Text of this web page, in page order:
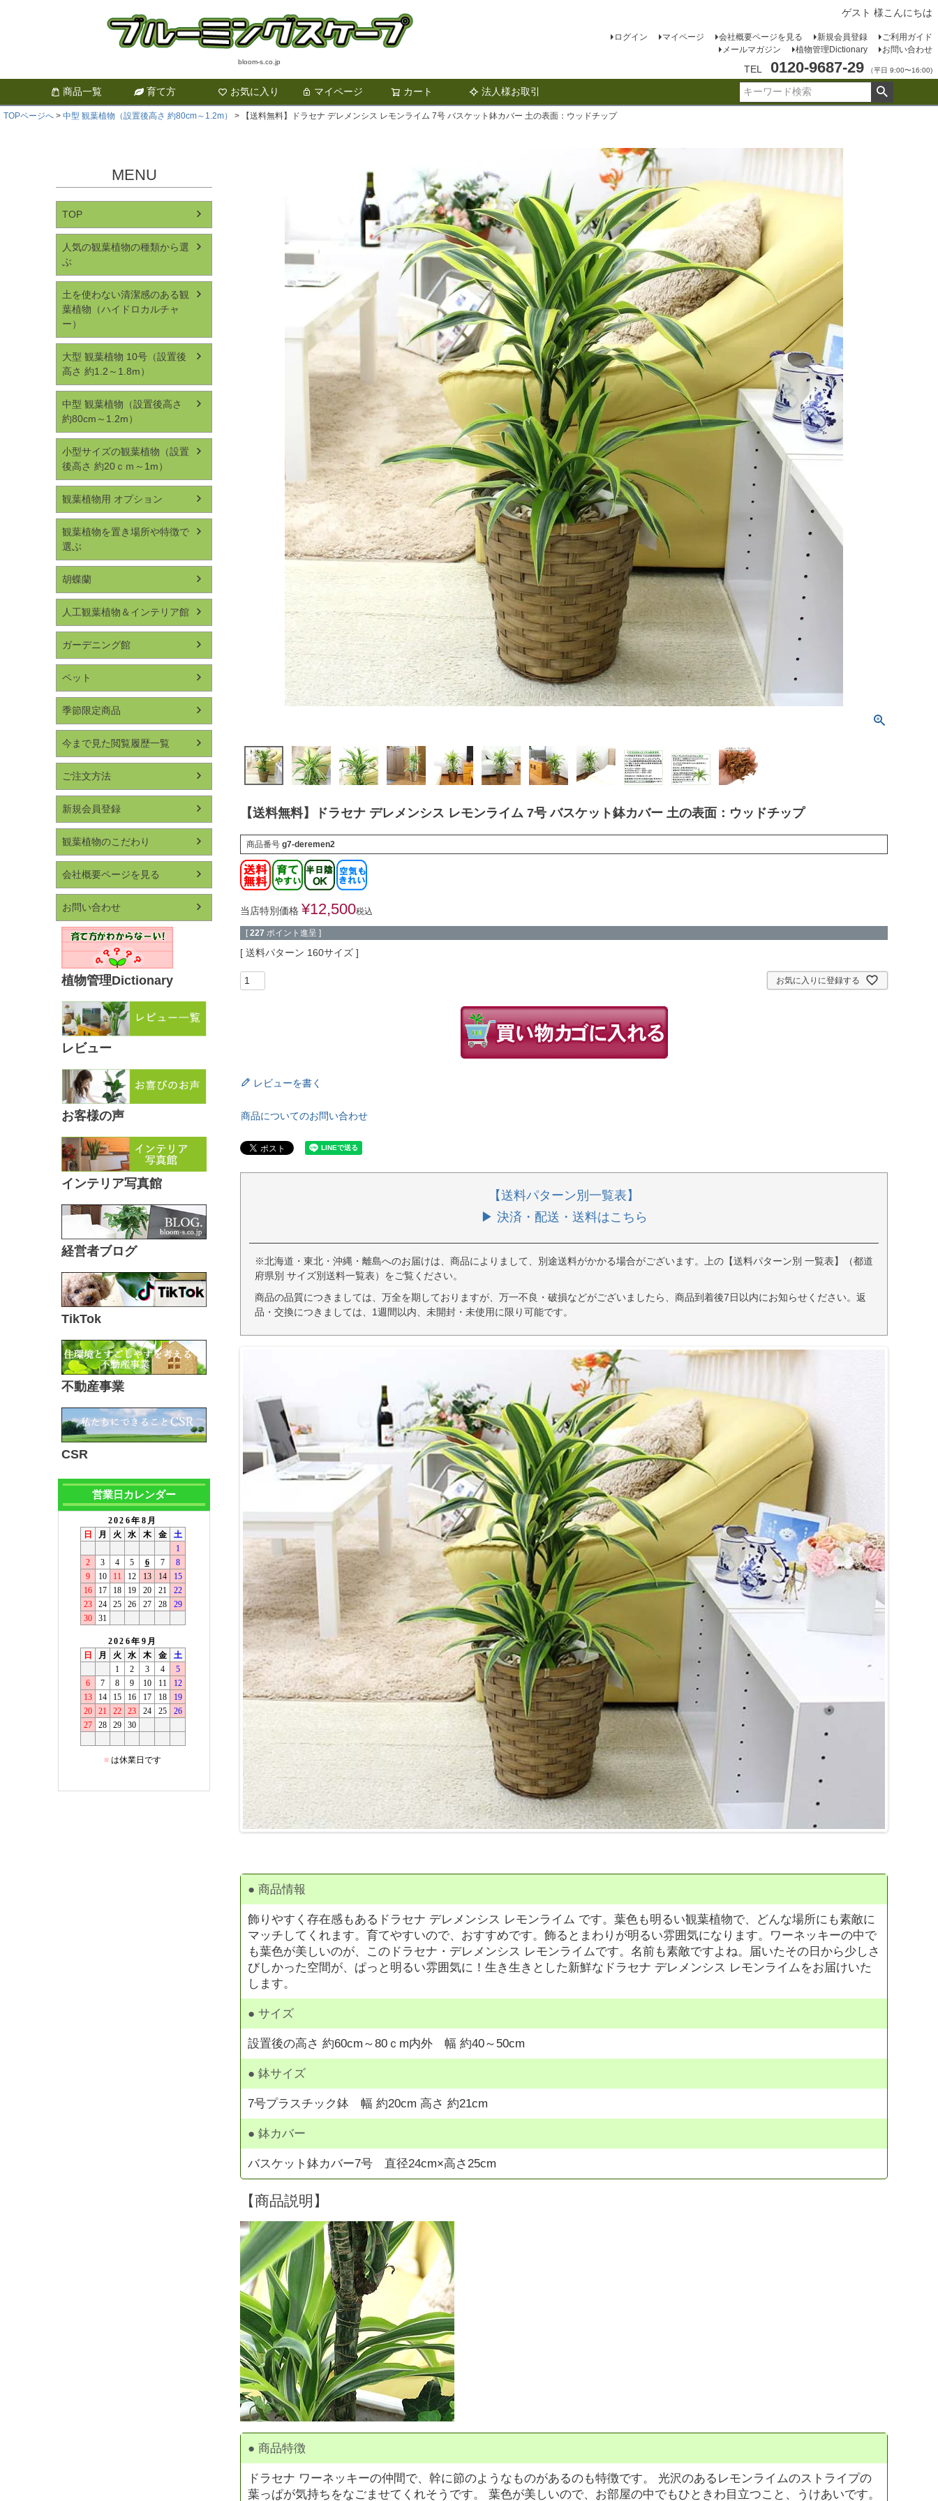
bloom-s.co.jp
ゲスト 様こんにちは
ログイン マイページ 会社概要ページを見る 新規会員登録
ご利用ガイド
メールマガジン
植物管理Dictionary お問い合わせ
TEL 0120-9687-29 （平日 9:00〜16:00)
商品一覧 育て方 お気に入り マイページ カート 法人様お取引
検索
TOPページへ 中型 観葉植物（設置後高さ 約80cm～1.2m） 【送料無料】ドラセナ デレメンシス レモンライム 7号 バスケット鉢カバー 土の表面：ウッドチップ
MENU
TOP
人気の観葉植物の種類から選
ぶ
土を使わない清潔感のある観
葉植物（ハイドロカルチャ
ー）
大型 観葉植物 10号（設置後
高さ 約1.2～1.8m）
中型 観葉植物（設置後高さ
約80cm～1.2m）
小型サイズの観葉植物（設置
後高さ 約20ｃｍ～1m）
観葉植物用 オプション
観葉植物を置き場所や特徴で
選ぶ
胡蝶蘭
人工観葉植物＆インテリア館
ガーデニング館
ペット
季節限定商品
今まで見た閲覧履歴一覧
ご注文方法
新規会員登録
観葉植物のこだわり
会社概要ページを見る
お問い合わせ
植物管理Dictionary
レビュー
お客様の声
インテリア写真館
経営者ブログ
TikTok
不動産事業
CSR
営業日カレンダー
【送料無料】ドラセナ デレメンシス レモンライム 7号 バスケット鉢カバー 土の表面：ウッドチップ
商品番号 g7-deremen2
当店特別価格 ¥12,500税込
[ 227 ポイント進呈 ]
送料パターン 160サイズ
お気に入りに登録する
レビューを書く
商品についてのお問い合わせ
【送料パターン別一覧表】
▶ 決済・配送・送料はこちら
※北海道・東北・沖縄・離島へのお届けは、商品によりまして、別途送料がかかる場合がございます。上の【送料パターン別 一覧表】（都道
府県別 サイズ別送料一覧表）をご覧ください。
商品の品質につきましては、万全を期しておりますが、万一不良・破損などがございましたら、商品到着後7日以内にお知らせください。返
品・交換につきましては、1週間以内、未開封・未使用に限り可能です。
● 商品情報
飾りやすく存在感もあるドラセナ デレメンシス レモンライム です。葉色も明るい観葉植物で、どんな場所にも素敵に
マッチしてくれます。育てやすいので、おすすめです。飾るとまわりが明るい雰囲気になります。ワーネッキーの中で
も葉色が美しいのが、このドラセナ・デレメンシス レモンライムです。名前も素敵ですよね。届いたその日から少しさ
びしかった空間が、ぱっと明るい雰囲気に！生き生きとした新鮮なドラセナ デレメンシス レモンライムをお届けいた
します。
● サイズ
設置後の高さ 約60cm～80ｃm内外 幅 約40～50cm
● 鉢サイズ
7号プラスチック鉢 幅 約20cm 高さ 約21cm
● 鉢カバー
バスケット鉢カバー7号 直径24cm×高さ25cm
【商品説明】
● 商品特徴
ドラセナ ワーネッキーの仲間で、幹に節のようなものがあるのも特徴です。 光沢のあるレモンライムのストライプの
葉っぱが気持ちをなごませてくれそうです。 葉色が美しいので、お部屋の中でもひときわ目立つこと、うけあいです。